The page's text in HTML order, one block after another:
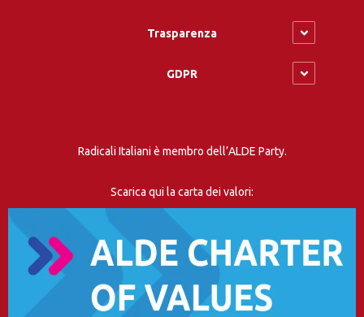
Trasparenza
GDPR
Radicali Italiani è membro dell’ALDE Party.
Scarica qui la carta dei valori: